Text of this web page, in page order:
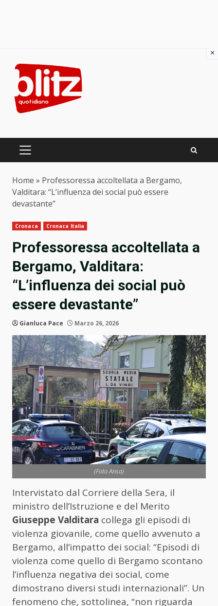
content
PRIMARY
Home » Professoressa accoltellata a Bergamo,
Valditara: “L’influenza dei social può essere
devastante”
Cronaca Cronaca Italia
Professoressa accoltellata a
Bergamo, Valditara:
“L’influenza dei social può
essere devastante”
Gianluca Pace Marzo 26, 2026
(Foto Ansa)
Intervistato dal Corriere della Sera, il
ministro dell’Istruzione e del Merito
Giuseppe Valditara collega gli episodi di
violenza giovanile, come quello avvenuto a
Bergamo, all’impatto dei social: “Episodi di
violenza come quello di Bergamo scontano
l’influenza negativa dei social, come
dimostrano diversi studi internazionali”. Un
fenomeno che, sottolinea, “non riguarda
×